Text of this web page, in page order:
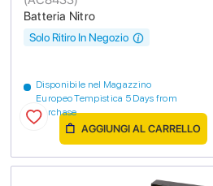
Batteria Nitro
Disponibile nel Magazzino
Europeo Tempistica 5 Days from
purchase
Solo Ritiro In Negozio
AGGIUNGI AL CARRELLO